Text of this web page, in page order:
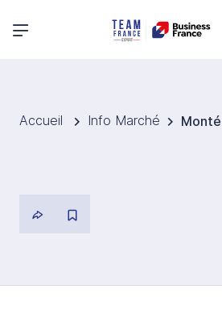
Menu principal
Accueil Info Marché